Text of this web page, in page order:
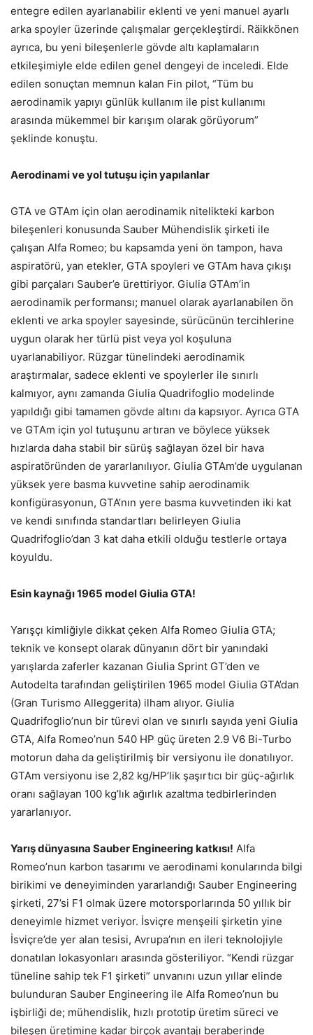
entegre edilen ayarlanabilir eklenti ve yeni manuel ayarlı
arka spoyler üzerinde çalışmalar gerçekleştirdi. Räikkönen
ayrıca, bu yeni bileşenlerle gövde altı kaplamaların
etkileşimiyle elde edilen genel dengeyi de inceledi. Elde
edilen sonuçtan memnun kalan Fin pilot, “Tüm bu
aerodinamik yapıyı günlük kullanım ile pist kullanımı
arasında mükemmel bir karışım olarak görüyorum”
şeklinde konuştu.
Aerodinami ve yol tutuşu için yapılanlar
GTA ve GTAm için olan aerodinamik nitelikteki karbon
bileşenleri konusunda Sauber Mühendislik şirketi ile
çalışan Alfa Romeo; bu kapsamda yeni ön tampon, hava
aspiratörü, yan etekler, GTA spoyleri ve GTAm hava çıkışı
gibi parçaları Sauber’e ürettiriyor. Giulia GTAm’in
aerodinamik performansı; manuel olarak ayarlanabilen ön
eklenti ve arka spoyler sayesinde, sürücünün tercihlerine
uygun olarak her türlü pist veya yol koşuluna
uyarlanabiliyor. Rüzgar tünelindeki aerodinamik
araştırmalar, sadece eklenti ve spoylerler ile sınırlı
kalmıyor, aynı zamanda Giulia Quadrifoglio modelinde
yapıldığı gibi tamamen gövde altını da kapsıyor. Ayrıca GTA
ve GTAm için yol tutuşunu artıran ve böylece yüksek
hızlarda daha stabil bir sürüş sağlayan özel bir hava
aspiratöründen de yararlanılıyor. Giulia GTAm’de uygulanan
yüksek yere basma kuvvetine sahip aerodinamik
konfigürasyonun, GTA’nın yere basma kuvvetinden iki kat
ve kendi sınıfında standartları belirleyen Giulia
Quadrifoglio’dan 3 kat daha etkili olduğu testlerle ortaya
koyuldu.
Esin kaynağı 1965 model Giulia GTA!
Yarışçı kimliğiyle dikkat çeken Alfa Romeo Giulia GTA;
teknik ve konsept olarak dünyanın dört bir yanındaki
yarışlarda zaferler kazanan Giulia Sprint GT’den ve
Autodelta tarafından geliştirilen 1965 model Giulia GTA’dan
(Gran Turismo Alleggerita) ilham alıyor. Giulia
Quadrifoglio’nun bir türevi olan ve sınırlı sayıda yeni Giulia
GTA, Alfa Romeo’nun 540 HP güç üreten 2.9 V6 Bi-Turbo
motorun daha da geliştirilmiş bir versiyonu ile donatılıyor.
GTAm versiyonu ise 2,82 kg/HP’lik şaşırtıcı bir güç-ağırlık
oranı sağlayan 100 kg’lık ağırlık azaltma tedbirlerinden
yararlanıyor.
Yarış dünyasına Sauber Engineering katkısı! Alfa
Romeo’nun karbon tasarımı ve aerodinami konularında bilgi
birikimi ve deneyiminden yararlandığı Sauber Engineering
şirketi, 27’si F1 olmak üzere motorsporlarında 50 yıllık bir
deneyimle hizmet veriyor. İsviçre menşeili şirketin yine
İsviçre’de yer alan tesisi, Avrupa’nın en ileri teknolojiyle
donatılan lokasyonları arasında gösteriliyor. “Kendi rüzgar
tüneline sahip tek F1 şirketi” unvanını uzun yıllar elinde
bulunduran Sauber Engineering ile Alfa Romeo’nun bu
işbirliği de; mühendislik, hızlı prototip üretim süreci ve
bileşen üretimine kadar birçok avantajı beraberinde